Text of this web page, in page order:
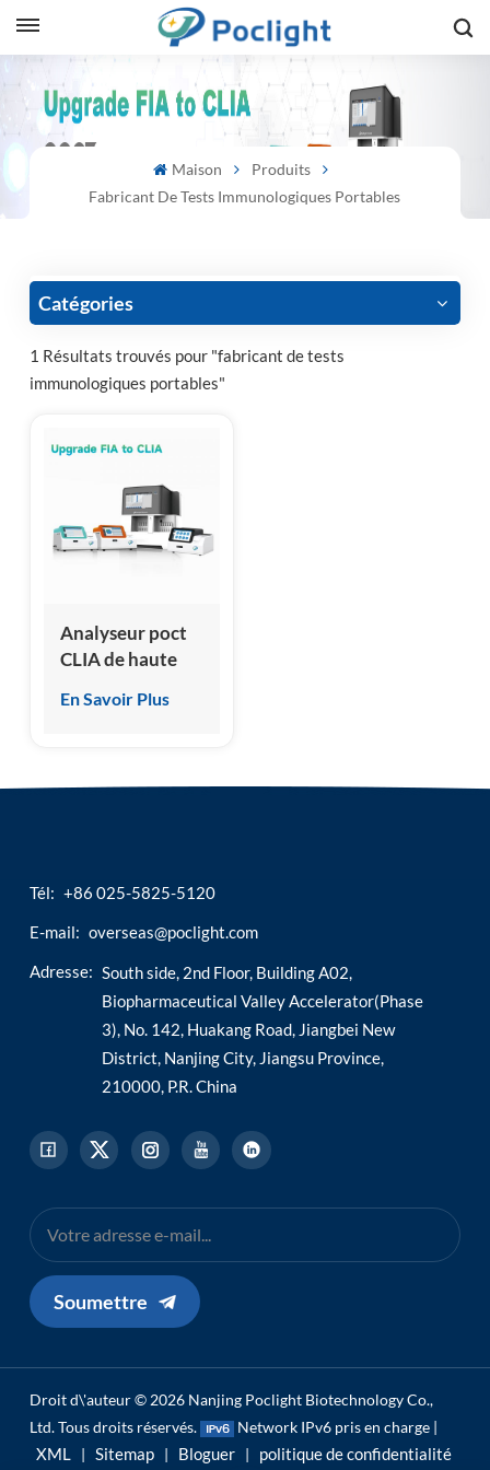
Maison
Produits
Fabricant De Tests Immunologiques Portables
Catégories
1 Résultats trouvés pour "fabricant de tests
immunologiques portables"
Analyseur poct
CLIA de haute
En Savoir Plus
Tél: +86 025-5825-5120
E-mail: overseas@poclight.com
Adresse: South side, 2nd Floor, Building A02,
Biopharmaceutical Valley Accelerator(Phase
3), No. 142, Huakang Road, Jiangbei New
District, Nanjing City, Jiangsu Province,
210000, P.R. China
Soumettre
Droit d\'auteur © 2026 Nanjing Poclight Biotechnology Co.,
Ltd. Tous droits réservés.
Network IPv6 pris en charge |
XML | Sitemap | Bloguer | politique de confidentialité